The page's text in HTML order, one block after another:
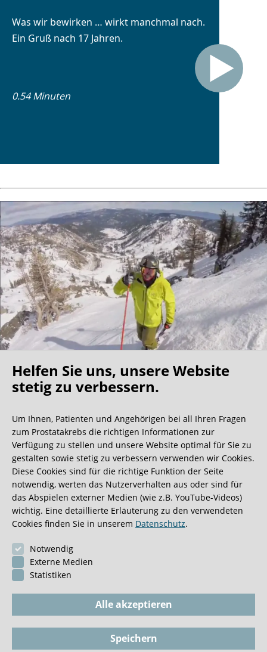
Was wir bewirken … wirkt manchmal nach.
Ein Gruß nach 17 Jahren.
0.54 Minuten
Oh what a ride!
Wir bekommen ja viele tolle Gästebucheinträge,
aber dieser ist doch sehr ungewöhnlich.
0:40 Minuten
Helfen Sie uns, unsere Website
stetig zu verbessern.
Um Ihnen, Patienten und Angehörigen bei all Ihren Fragen
zum Prostatakrebs die richtigen Informationen zur
Verfügung zu stellen und unsere Website optimal für Sie zu
gestalten sowie stetig zu verbessern verwenden wir Cookies.
Diese Cookies sind für die richtige Funktion der Seite
notwendig, werten das Nutzerverhalten aus oder sind für
das Abspielen externer Medien (wie z.B. YouTube-Videos)
wichtig. Eine detaillierte Erläuterung zu den verwendeten
Cookies finden Sie in unserem Datenschutz.
Notwendig
Externe Medien
Statistiken
Alle akzeptieren
Speichern